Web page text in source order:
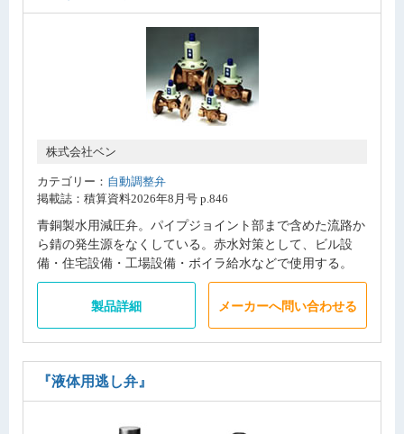
株式会社ベン
カテゴリー： 自動調整弁
掲載誌：積算資料2026年8月号 p.846
青銅製水用減圧弁。パイプジョイント部まで含めた流路か
ら錆の発生源をなくしている。赤水対策として、ビル設
備・住宅設備・工場設備・ボイラ給水などで使用する。
製品詳細 メーカーへ問い合わせる
『液体用逃し弁』